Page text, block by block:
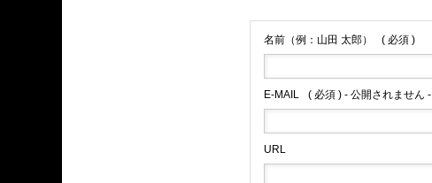
名前（例：山田 太郎） ( 必須 )
E-MAIL ( 必須 ) - 公開されません -
URL